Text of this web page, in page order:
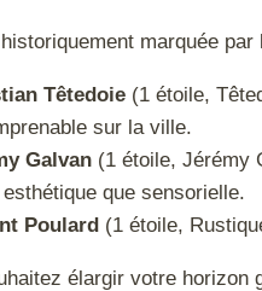
marquée par
Têtedoie (1 étoile,
sur la ville.
Galvan (1 étoile, Jérémy
que sensorielle.
Poulard (1 étoile,
élargir votre